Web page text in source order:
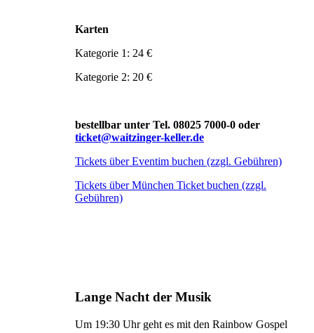
Karten
Kategorie 1: 24 €
Kategorie 2: 20 €
bestellbar unter Tel. 08025 7000-0 oder
ticket@waitzinger-keller.de
Tickets über Eventim buchen (zzgl. Gebühren)
Tickets über München Ticket buchen (zzgl.
Gebühren)
Lange Nacht der Musik
Um 19:30 Uhr geht es mit den Rainbow Gospel